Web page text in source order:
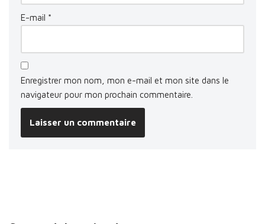
E-mail *
Enregistrer mon nom, mon e-mail et mon site dans le
navigateur pour mon prochain commentaire.